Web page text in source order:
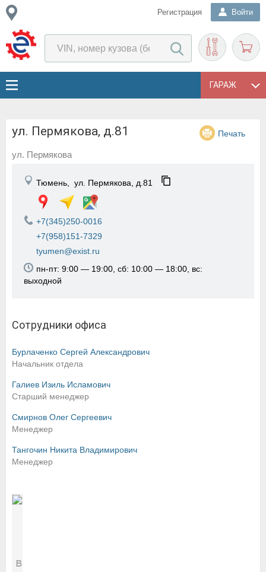
Регистрация Войти
ГАРАЖ
ул. Пермякова, д.81 Печать
ул. Пермякова
Тюмень, ул. Пермякова, д.81
+7(345)250-0016
+7(958)151-7329
tyumen@exist.ru
пн-пт: 9:00 — 19:00, сб: 10:00 — 18:00, вс:
выходной
Сотрудники офиса
Бурлаченко Сергей Александрович
Начальник отдела
Галиев Изиль Исламович
Старший менеджер
Смирнов Олег Сергеевич
Менеджер
Тангочин Никита Владимирович
Менеджер